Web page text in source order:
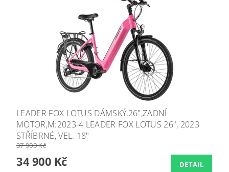
LEADER FOX LOTUS DÁMSKÝ,26",ZADNÍ
MOTOR,M:2023-4 LEADER FOX LOTUS 26", 2023
STŘÍBRNÉ, VEL. 18"
37 900 Kč
34 900 Kč DETAIL